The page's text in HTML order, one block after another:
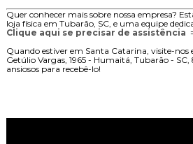
Quer conhecer mais sobre nossa empresa?
loja física em Tubarão, SC, e uma equipe
Clique aqui se precisar de assistência
Quando estiver em Santa Catarina, visite-nos
Getúlio Vargas, 1965 - Humaitá, Tubarão -
ansiosos para recebê-lo!